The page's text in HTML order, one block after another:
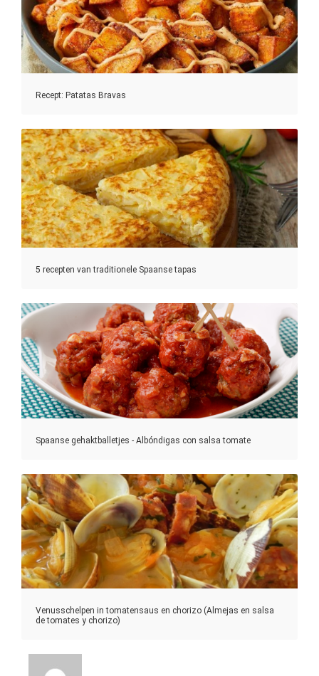
Recept: Patatas Bravas
5 recepten van traditionele Spaanse tapas
Spaanse gehaktballetjes - Albóndigas con salsa tomate
Venusschelpen in tomatensaus en chorizo (Almejas en salsa
de tomates y chorizo)